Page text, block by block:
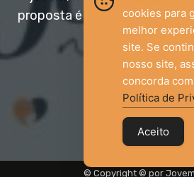
proposta é trazer
olhar
Entre em
© Copyright © por
cookies para
melhor
site. Se
nosso site,
concorda
Política de
Aceito